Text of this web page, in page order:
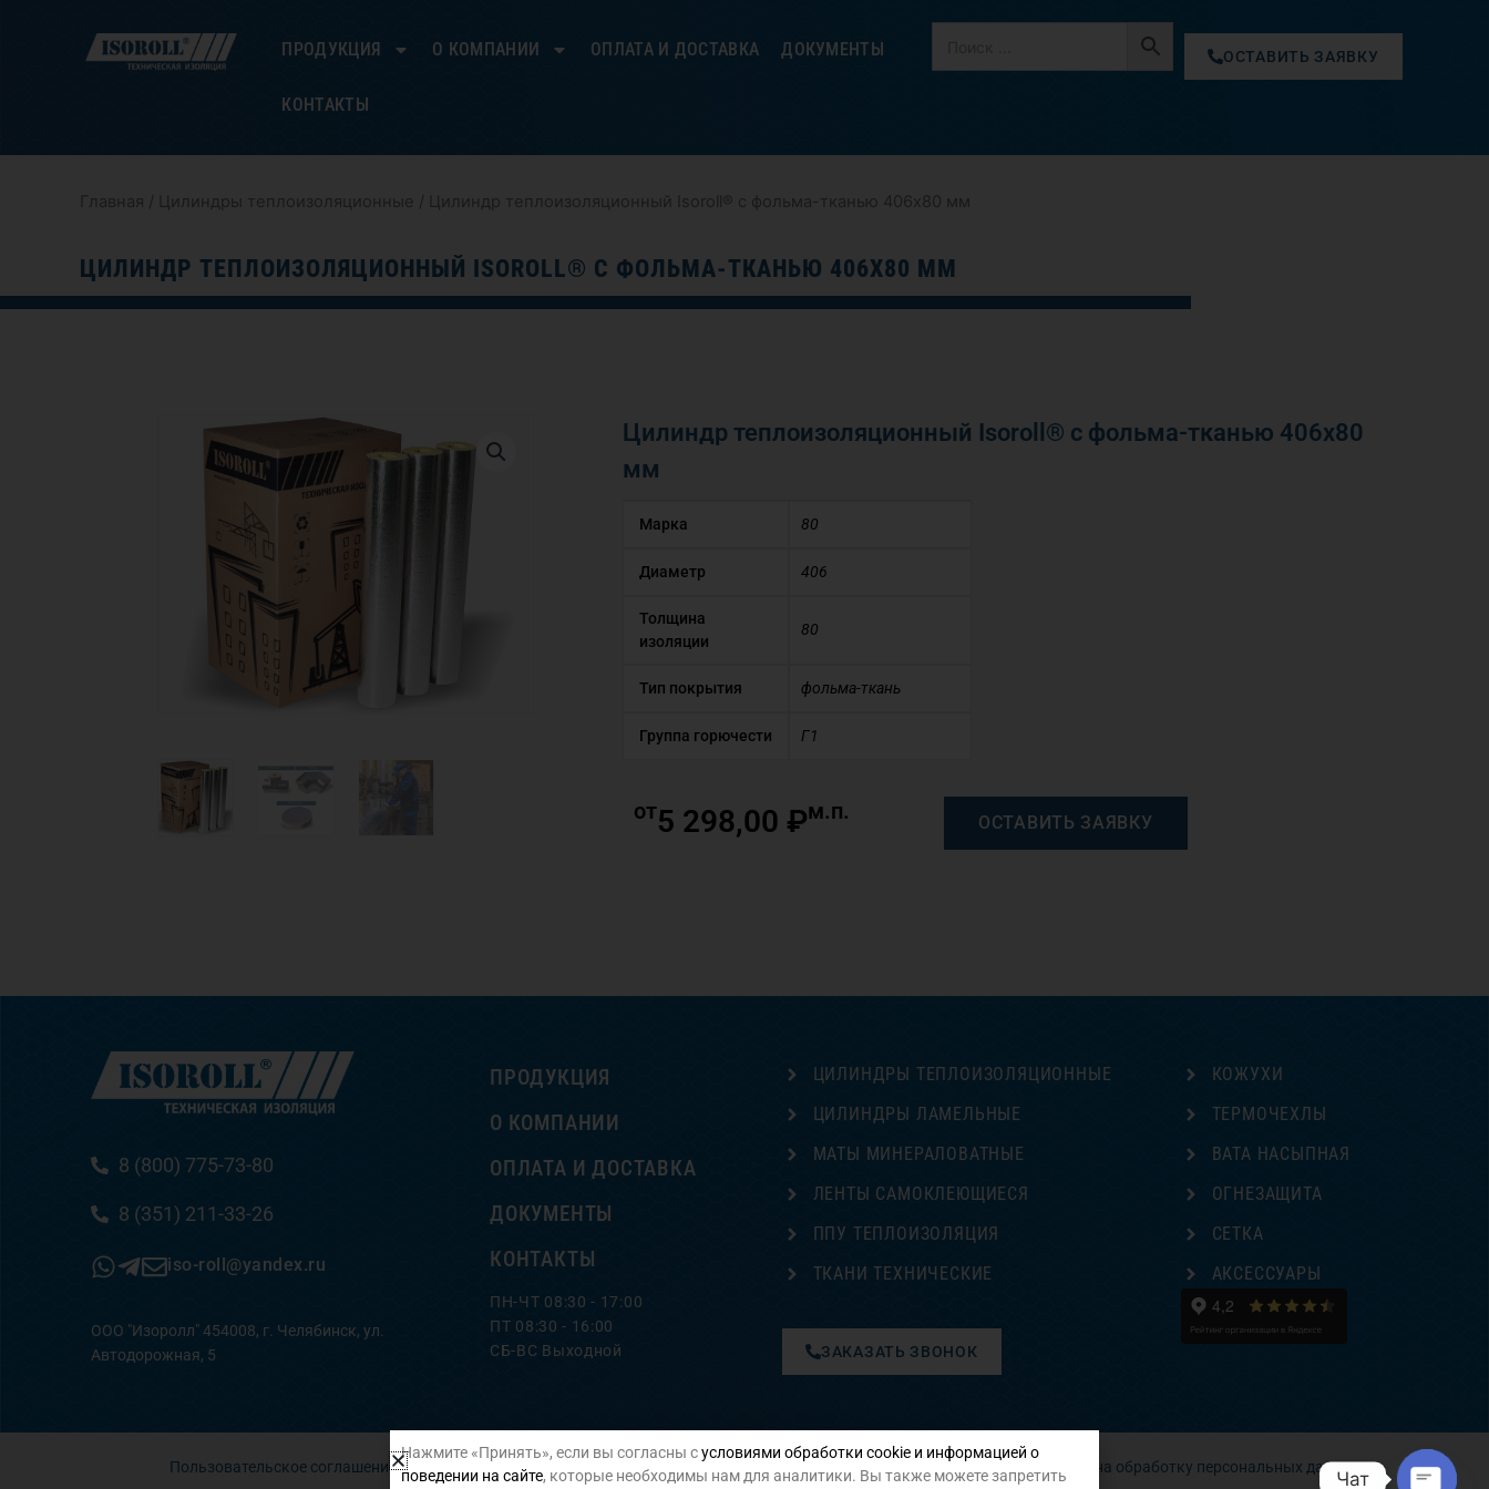
ПРОДУКЦИЯ О КОМПАНИИ ОПЛАТА И ДОСТАВКА ДОКУМЕНТЫ
КОНТАКТЫ
ОСТАВИТЬ ЗАЯВКУ
Главная / Цилиндры теплоизоляционные / Цилиндр теплоизоляционный Isoroll® с фольма-тканью 406х80 мм
ЦИЛИНДР ТЕПЛОИЗОЛЯЦИОННЫЙ ISOROLL® С ФОЛЬМА-ТКАНЬЮ 406Х80 ММ
Цилиндр теплоизоляционный Isoroll® с фольма-тканью 406х80
мм
Марка 80
Диаметр 406
Толщина
изоляции
80
Тип покрытия фольма-ткань
Группа горючести Г1
от5 298,00 ₽м.п. ОСТАВИТЬ ЗАЯВКУ
8 (800) 775-73-80
8 (351) 211-33-26
iso-roll@yandex.ru
ООО "Изоролл" 454008, г. Челябинск, ул.
Автодорожная, 5
ПРОДУКЦИЯ
О КОМПАНИИ
ОПЛАТА И ДОСТАВКА
ДОКУМЕНТЫ
КОНТАКТЫ
ПН-ЧТ 08:30 - 17:00
ПТ 08:30 - 16:00
СБ-ВС Выходной
ЦИЛИНДРЫ ТЕПЛОИЗОЛЯЦИОННЫЕ
ЦИЛИНДРЫ ЛАМЕЛЬНЫЕ
МАТЫ МИНЕРАЛОВАТНЫЕ
ЛЕНТЫ САМОКЛЕЮЩИЕСЯ
ППУ ТЕПЛОИЗОЛЯЦИЯ
ТКАНИ ТЕХНИЧЕСКИЕ
ЗАКАЗАТЬ ЗВОНОК
КОЖУХИ
ТЕРМОЧЕХЛЫ
ВАТА НАСЫПНАЯ
ОГНЕЗАЩИТА
СЕТКА
АКСЕССУАРЫ
Пользовательское соглашение Политика конфиденциальности Согласие на обработку персональных данных
Чат
Нажмите «Принять», если вы согласны сусловиями обработки cookie и информацией о
поведении на сайте, которые необходимы нам для аналитики. Вы также можете запретить